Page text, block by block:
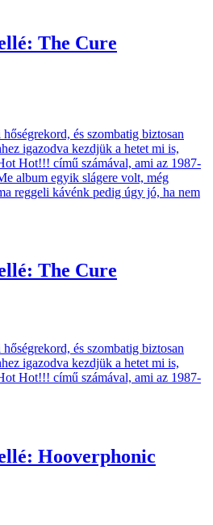
The Cure
és szombatig biztosan
igazodva kezdjük a hetet mi is,
Hot!!! című számával, ami az 1987-
album egyik slágere volt, még
reggeli kávénk pedig úgy jó, ha nem
The Cure
és szombatig biztosan
igazodva kezdjük a hetet mi is,
Hot!!! című számával, ami az 1987-
Hooverphonic